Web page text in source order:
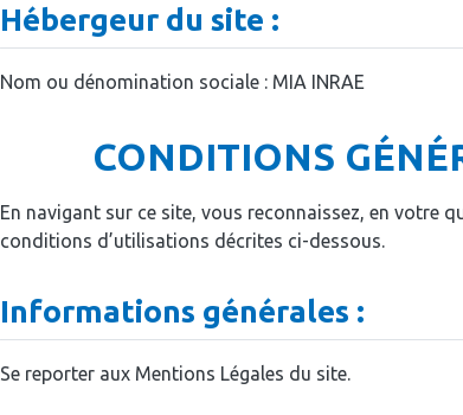
Hébergeur du site :
Nom ou dénomination sociale : MIA INRAE
CONDITIONS
En navigant sur ce site, vous reconnaissez, en votre
conditions d’utilisations décrites ci-dessous.
Informations générales :
Se reporter aux Mentions Légales du site.